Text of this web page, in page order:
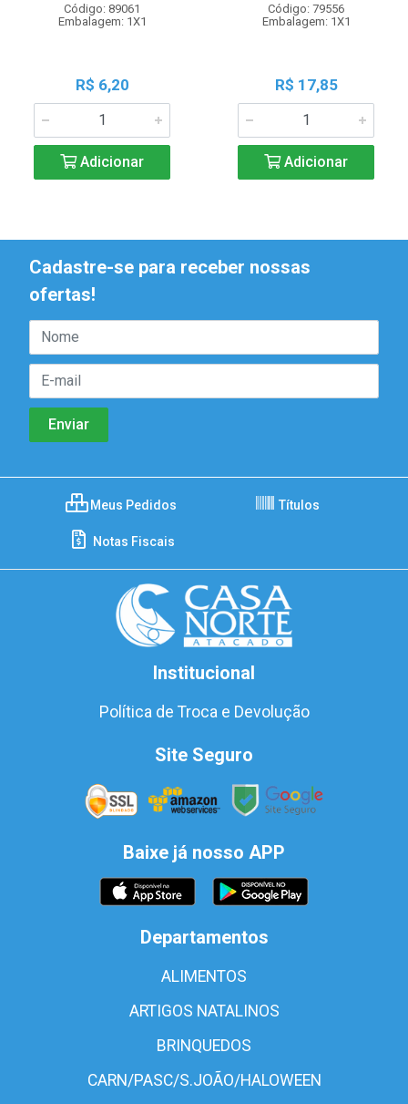
Código: 89061
Embalagem: 1X1
R$ 6,20
Adicionar
Código: 79556
Embalagem: 1X1
R$ 17,85
Adicionar
Cadastre-se para receber nossas
ofertas!
Meus Pedidos Títulos
Notas Fiscais
Institucional
Política de Troca e Devolução
Site Seguro
Baixe já nosso APP
Departamentos
ALIMENTOS
ARTIGOS NATALINOS
BRINQUEDOS
CARN/PASC/S.JOÃO/HALOWEEN